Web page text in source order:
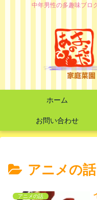
中年男性の多趣味ブロ
ホーム
お問い合わせ
アニメの話
アニメの話